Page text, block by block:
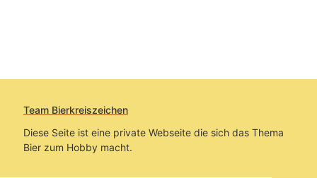
Team Bierkreiszeichen
Diese Seite ist eine private Webseite die sich das Thema
Bier zum Hobby macht.